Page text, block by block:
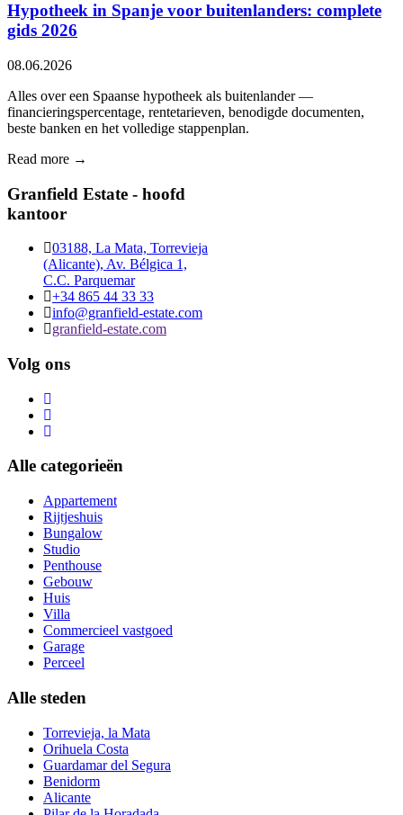
Hypotheek in Spanje voor buitenlanders: complete
gids 2026
08.06.2026
Alles over een Spaanse hypotheek als buitenlander —
financieringspercentage, rentetarieven, benodigde documenten,
beste banken en het volledige stappenplan.
Read more →
Granfield Estate - hoofd
kantoor
03188, La Mata, Torrevieja
(Alicante), Av. Bélgica 1,
C.C. Parquemar
+34 865 44 33 33
info@granfield-estate.com
granfield-estate.com
Volg ons
Alle categorieën
Appartement
Rijtjeshuis
Bungalow
Studio
Penthouse
Gebouw
Huis
Villa
Commercieel vastgoed
Garage
Perceel
Alle steden
Torrevieja, la Mata
Orihuela Costa
Guardamar del Segura
Benidorm
Alicante